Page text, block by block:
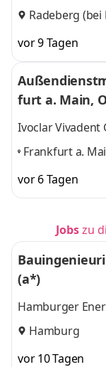
Radeberg (bei
vor 9 Tagen
furt a. Main,
tha
Ivoclar Vivadent
Frankfurt a.
Main, Marburg,
Gotha,
vor 6 Tagen
Jobszu
(a*)
Hamburger
Hamburg
vor 10 Tagen